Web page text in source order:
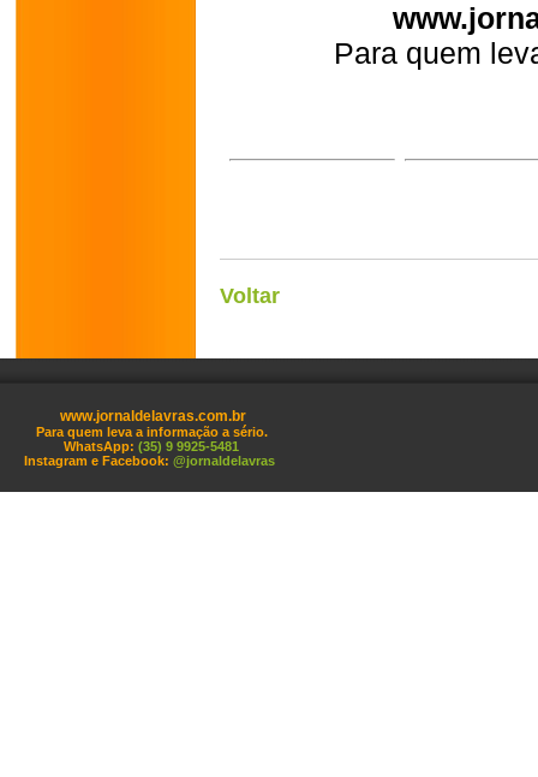
Para quem
Voltar
www.jornaldelavras.com.br
Para quem leva a informação a sério.
WhatsApp: (35) 9 9925-5481
Instagram e Facebook: @jornaldelavras